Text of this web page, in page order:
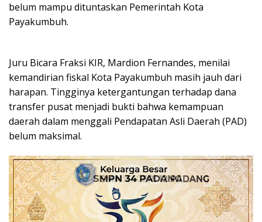
belum mampu dituntaskan Pemerintah Kota
Payakumbuh.
Juru Bicara Fraksi KIR, Mardion Fernandes, menilai
kemandirian fiskal Kota Payakumbuh masih jauh dari
harapan. Tingginya ketergantungan terhadap dana
transfer pusat menjadi bukti bahwa kemampuan
daerah dalam menggali Pendapatan Asli Daerah (PAD)
belum maksimal.